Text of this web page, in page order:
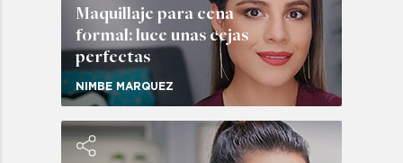
Maquillaje para cena
formal: luce unas cejas
perfectas
NIMBE MARQUEZ